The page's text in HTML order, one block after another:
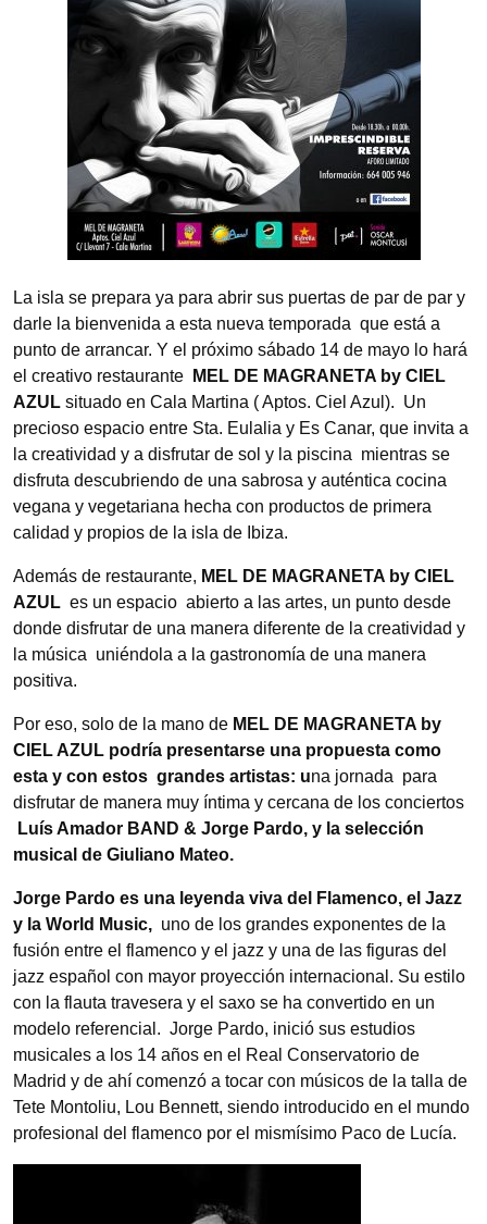
La isla se prepara ya para abrir sus puertas de par de par y
darle la bienvenida a esta nueva temporada que está a
punto de arrancar. Y el próximo sábado 14 de mayo lo hará
el creativo restaurante
MEL DE MAGRANETA by CIEL
AZUL situado en Cala Martina ( Aptos. Ciel Azul). Un
precioso espacio entre Sta. Eulalia y Es Canar, que invita a
la creatividad y a disfrutar de sol y la piscina mientras se
disfruta descubriendo de una sabrosa y auténtica cocina
vegana y vegetariana hecha con productos de primera
calidad y propios de la isla de Ibiza.
Además de restaurante, MEL DE MAGRANETA by CIEL
AZUL es un espacio abierto a las artes, un punto desde
donde disfrutar de una manera diferente de la creatividad y
la música uniéndola a la gastronomía de una manera
positiva.
Por eso, solo de la mano de MEL DE MAGRANETA by
CIEL AZUL podría presentarse una propuesta como
esta y con estos grandes artistas: una jornada para
disfrutar de manera muy íntima y cercana de los conciertos
Luís Amador BAND & Jorge Pardo, y la selección
musical de Giuliano Mateo.
Jorge Pardo es una leyenda viva del Flamenco, el Jazz
y la World Music, uno de los grandes exponentes de la
fusión entre el flamenco y el jazz y una de las figuras del
jazz español con mayor proyección internacional. Su estilo
con la flauta travesera y el saxo se ha convertido en un
modelo referencial. Jorge Pardo, inició sus estudios
musicales a los 14 años en el Real Conservatorio de
Madrid y de ahí comenzó a tocar con músicos de la talla de
Tete Montoliu, Lou Bennett, siendo introducido en el mundo
profesional del flamenco por el mismísimo Paco de Lucía.